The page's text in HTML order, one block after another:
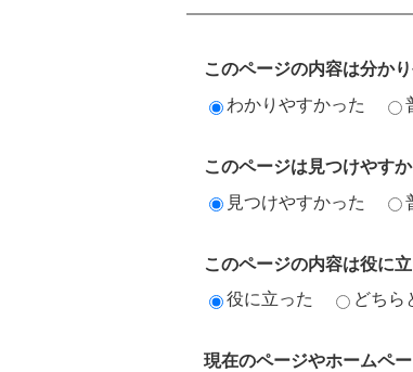
このページの内容は分か
わかりやすかった
このページは見つけやす
見つけやすかった
このページの内容は役に
役に立った
どちら
現在のページやホームペ